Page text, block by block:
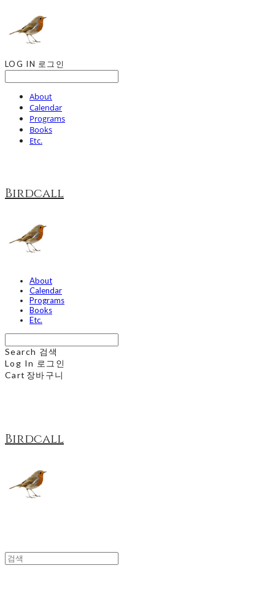
LOG IN 로그인
About
Calendar
Programs
Books
Etc.
Birdcall
About
Calendar
Programs
Books
Etc.
Search 검색
Log In 로그인
Cart 장바구니
Birdcall